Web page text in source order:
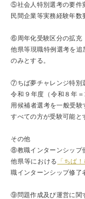
⑤社会人特別選考の要件
民間企業等実務経験年数
⑥周年化受験区分の拡充
他県等現職特例選考を追
のみとする。
⑦ちば夢チャレンジ特別
令和９年度（令和８年
用候補者選考を一般受験
すべての方が受験可能と
その他
⑧教職インターンシップ
他県等における 「ちば
職インターンシップ修了
⑨問題作成及び運営に関